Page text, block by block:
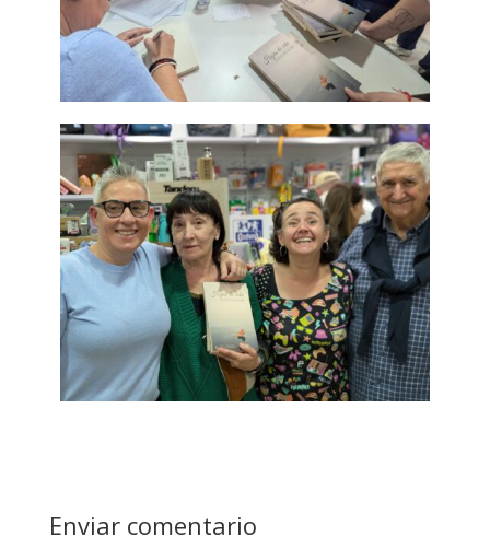
Enviar comentario